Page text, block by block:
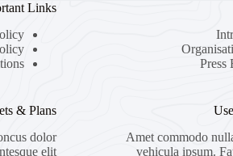
Press
Amet commodo
vehicula ipsum.
Links
& Plans
dolor
elit